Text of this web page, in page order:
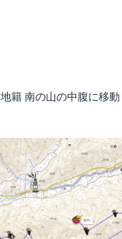
籍 南の山の中腹に移動